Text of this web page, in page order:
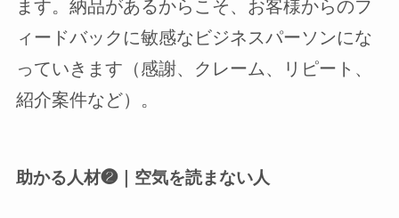
ます。納品があるからこそ、お客様からのフ
ィードバックに敏感なビジネスパーソンにな
っていきます（感謝、クレーム、リピート、
紹介案件など）。
助かる人材❷｜空気を読まない人